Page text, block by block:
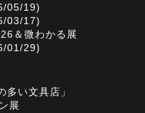
05/19)
03/17)
＆微わかる展
01/29)
い文具店」
展